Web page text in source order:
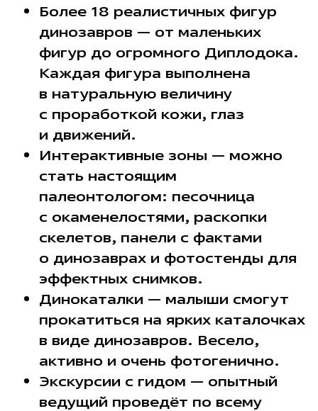
Более 18 реалистичных фигур
динозавров — от маленьких
фигур до огромного Диплодока.
Каждая фигура выполнена
в натуральную величину
с проработкой кожи, глаз
и движений.
Интерактивные зоны — можно
стать настоящим
палеонтологом: песочница
с окаменелостями, раскопки
скелетов, панели с фактами
о динозаврах и фотостенды для
эффектных снимков.
Динокаталки — малыши смогут
прокатиться на ярких каталочках
в виде динозавров. Весело,
активно и очень фотогенично.
Экскурсии с гидом — опытный
ведущий проведёт по всему